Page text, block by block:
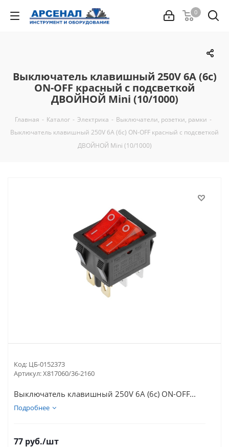
0
Выключатель клавишный 250V 6А (6с)
ON-OFF красный с подсветкой
ДВОЙНОЙ Mini (10/1000)
Главная - Каталог - Электрика - Выключатели, розетки, рамки -
Выключатель клавишный 250V 6А (6с) ON-OFF красный с подсветкой
ДВОЙНОЙ Mini (10/1000)
Код: ЦБ-0152373
Артикул:Х817060/36-2160
Выключатель клавишный 250V 6А (6с) ON-OFF...
Подробнее
77 руб./шт